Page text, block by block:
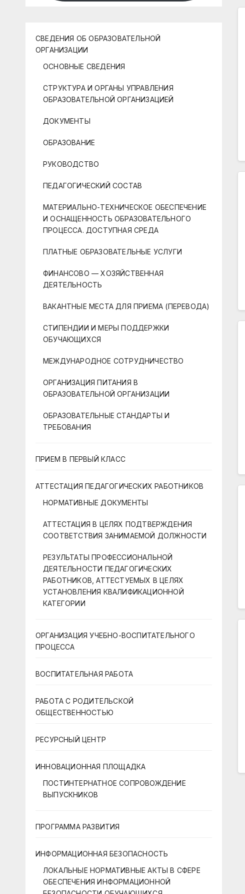
СВЕДЕНИЯ ОБ ОБРАЗОВАТЕЛЬНОЙ
ОРГАНИЗАЦИИ
ОСНОВНЫЕ СВЕДЕНИЯ
СТРУКТУРА И ОРГАНЫ УПРАВЛЕНИЯ
ОБРАЗОВАТЕЛЬНОЙ ОРГАНИЗАЦИЕЙ
ДОКУМЕНТЫ
ОБРАЗОВАНИЕ
РУКОВОДСТВО
ПЕДАГОГИЧЕСКИЙ СОСТАВ
МАТЕРИАЛЬНО-ТЕХНИЧЕСКОЕ ОБЕСПЕЧЕНИЕ
И ОСНАЩЕННОСТЬ ОБРАЗОВАТЕЛЬНОГО
ПРОЦЕССА. ДОСТУПНАЯ СРЕДА
ПЛАТНЫЕ ОБРАЗОВАТЕЛЬНЫЕ УСЛУГИ
ФИНАНСОВО — ХОЗЯЙСТВЕННАЯ
ДЕЯТЕЛЬНОСТЬ
ВАКАНТНЫЕ МЕСТА ДЛЯ ПРИЕМА (ПЕРЕВОДА)
СТИПЕНДИИ И МЕРЫ ПОДДЕРЖКИ
ОБУЧАЮЩИХСЯ
МЕЖДУНАРОДНОЕ СОТРУДНИЧЕСТВО
ОРГАНИЗАЦИЯ ПИТАНИЯ В
ОБРАЗОВАТЕЛЬНОЙ ОРГАНИЗАЦИИ
ОБРАЗОВАТЕЛЬНЫЕ СТАНДАРТЫ И
ТРЕБОВАНИЯ
ПРИЕМ В ПЕРВЫЙ КЛАСС
АТТЕСТАЦИЯ ПЕДАГОГИЧЕСКИХ РАБОТНИКОВ
НОРМАТИВНЫЕ ДОКУМЕНТЫ
АТТЕСТАЦИЯ В ЦЕЛЯХ ПОДТВЕРЖДЕНИЯ
СООТВЕТСТВИЯ ЗАНИМАЕМОЙ ДОЛЖНОСТИ
РЕЗУЛЬТАТЫ ПРОФЕССИОНАЛЬНОЙ
ДЕЯТЕЛЬНОСТИ ПЕДАГОГИЧЕСКИХ
РАБОТНИКОВ, АТТЕСТУЕМЫХ В ЦЕЛЯХ
УСТАНОВЛЕНИЯ КВАЛИФИКАЦИОННОЙ
КАТЕГОРИИ
ОРГАНИЗАЦИЯ УЧЕБНО-ВОСПИТАТЕЛЬНОГО
ПРОЦЕССА
ВОСПИТАТЕЛЬНАЯ РАБОТА
РАБОТА С РОДИТЕЛЬСКОЙ
ОБЩЕСТВЕННОСТЬЮ
РЕСУРСНЫЙ ЦЕНТР
ИННОВАЦИОННАЯ ПЛОЩАДКА
ПОСТИНТЕРНАТНОЕ СОПРОВОЖДЕНИЕ
ВЫПУСКНИКОВ
ПРОГРАММА РАЗВИТИЯ
ИНФОРМАЦИОННАЯ БЕЗОПАСНОСТЬ
ЛОКАЛЬНЫЕ НОРМАТИВНЫЕ АКТЫ В СФЕРЕ
ОБЕСПЕЧЕНИЯ ИНФОРМАЦИОННОЙ